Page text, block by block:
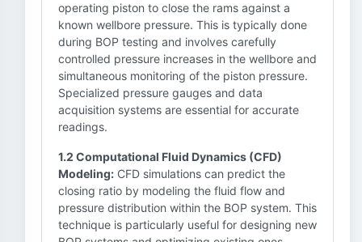
operating piston to close the rams against a
known wellbore pressure. This is typically done
during BOP testing and involves carefully
controlled pressure increases in the wellbore and
simultaneous monitoring of the piston pressure.
Specialized pressure gauges and data
acquisition systems are essential for accurate
readings.
1.2 Computational Fluid Dynamics (CFD)
Modeling: CFD simulations can predict the
closing ratio by modeling the fluid flow and
pressure distribution within the BOP system. This
technique is particularly useful for designing new